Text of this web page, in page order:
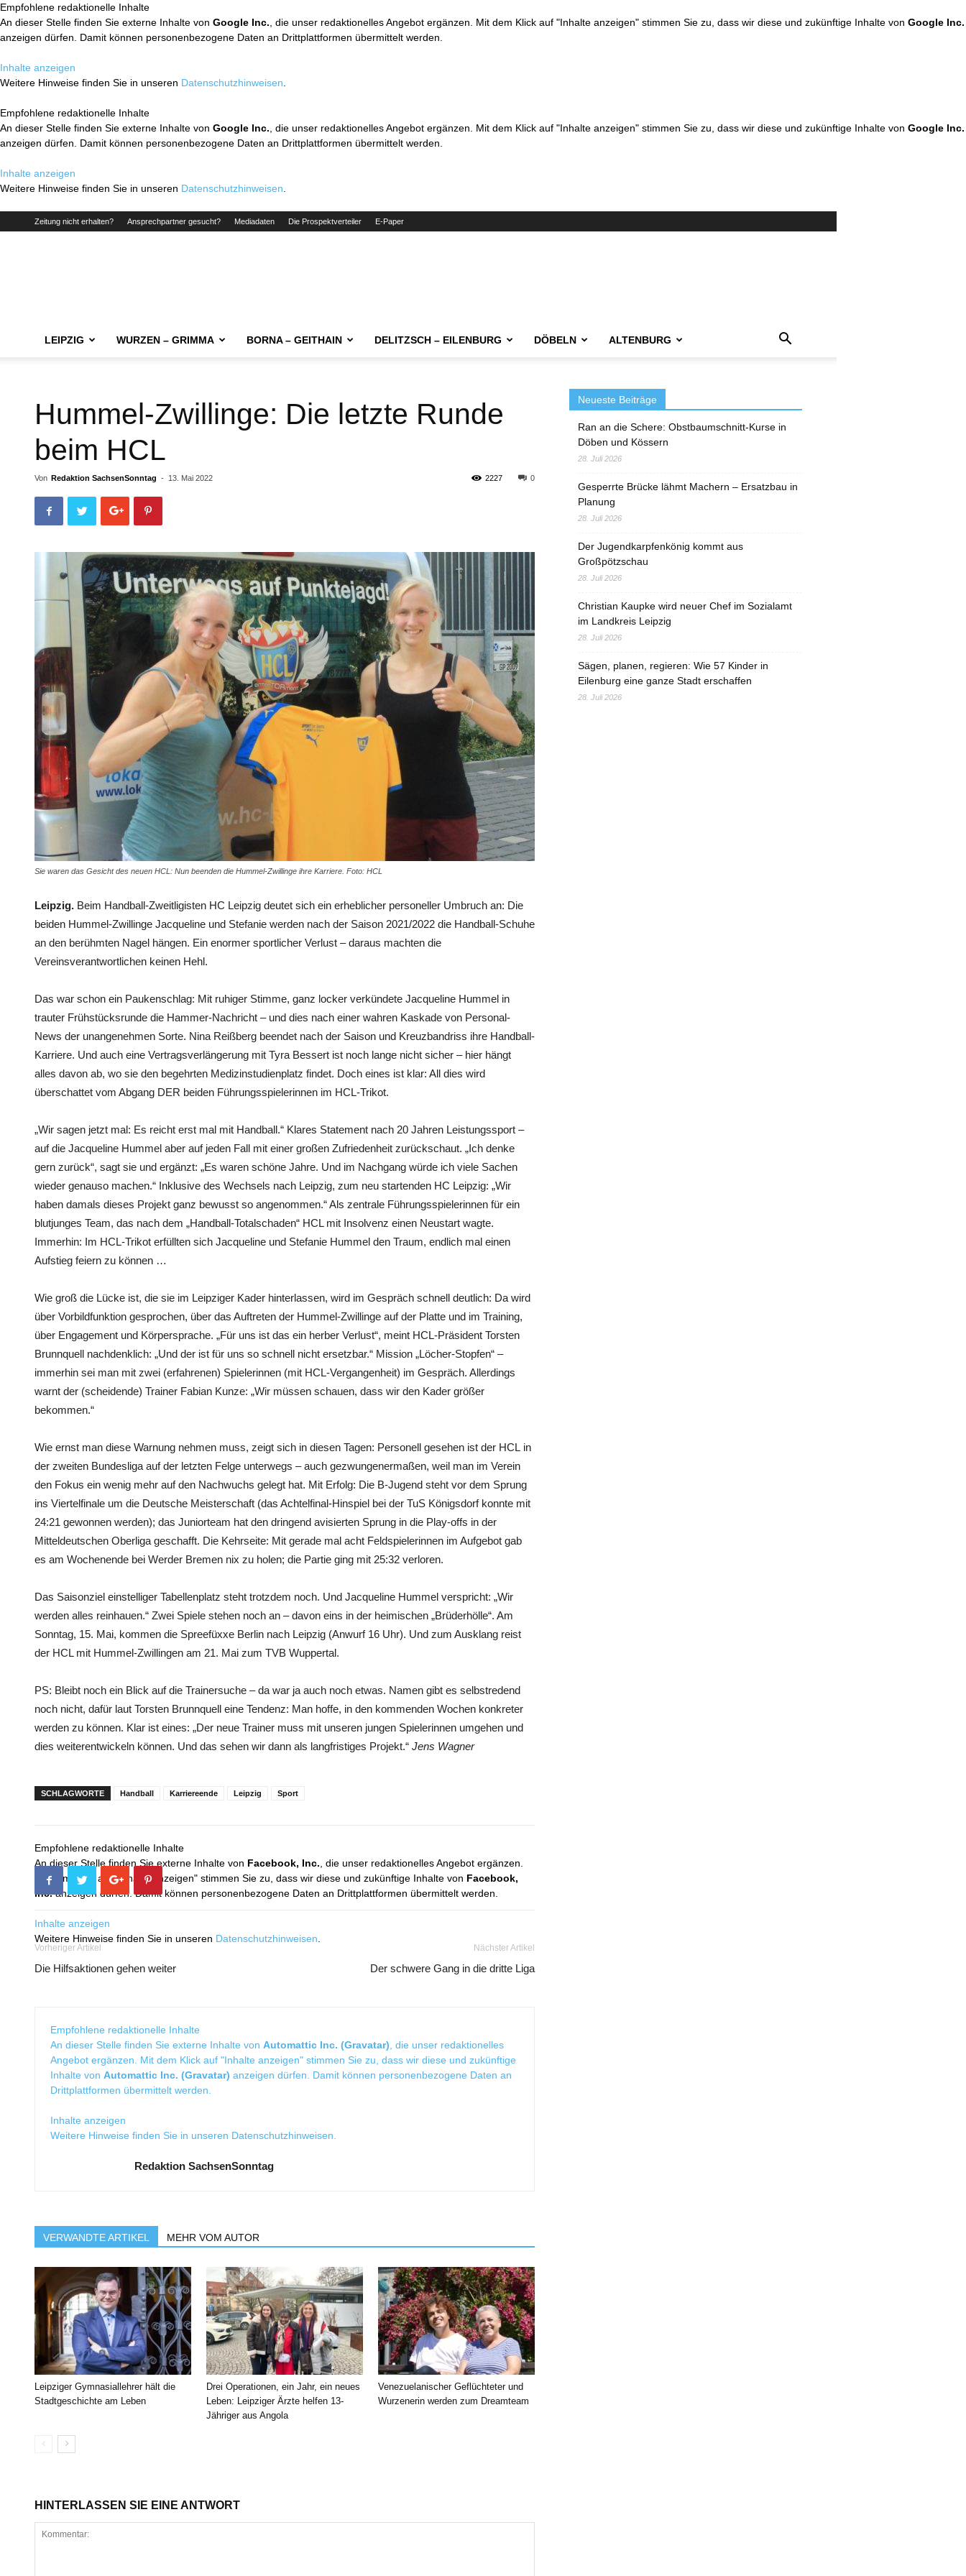
Empfohlene redaktionelle Inhalte
An dieser Stelle finden Sie externe Inhalte von Google Inc. , die unser redaktionelles Angebot ergänzen. Mit dem Klick auf "Inhalte anzeigen" stimmen Sie zu, dass wir diese und zukünftige Inhalte von Google Inc.
anzeigen dürfen. Damit können personenbezogene Daten an Drittplattformen übermittelt werden.
Inhalte anzeigen
Weitere Hinweise finden Sie in unseren Datenschutzhinweisen
Empfohlene redaktionelle Inhalte
An dieser Stelle finden Sie externe Inhalte von Google Inc. , die unser redaktionelles Angebot ergänzen. Mit dem Klick auf "Inhalte anzeigen" stimmen Sie zu, dass wir diese und zukünftige Inhalte von Google Inc.
anzeigen dürfen. Damit können personenbezogene Daten an Drittplattformen übermittelt werden.
Inhalte anzeigen
Weitere Hinweise finden Sie in unseren Datenschutzhinweisen
Zeitung nicht erhalten? Ansprechpartner gesucht? Mediadaten Die Prospektverteiler E-Paper
LEIPZIG WURZEN – GRIMMA BORNA – GEITHAIN DELITZSCH – EILENBURG DÖBELN ALTENBURG
Hummel-Zwillinge: Die letzte Runde
beim HCL
Von Redaktion SachsenSonntag - 13. Mai 2022 0
2227
Sie waren das Gesicht des neuen HCL: Nun beenden die Hummel-Zwillinge ihre Karriere. Foto: HCL
Leipzig. Beim Handball-Zweitligisten HC Leipzig deutet sich ein erheblicher personeller Umbruch an: Die
beiden Hummel-Zwillinge Jacqueline und Stefanie werden nach der Saison 2021/2022 die Handball-Schuhe
an den berühmten Nagel hängen. Ein enormer sportlicher Verlust – daraus machten die
Vereinsverantwortlichen keinen Hehl.
Das war schon ein Paukenschlag: Mit ruhiger Stimme, ganz locker verkündete Jacqueline Hummel in
trauter Frühstücksrunde die Hammer-Nachricht – und dies nach einer wahren Kaskade von Personal-
News der unangenehmen Sorte. Nina Reißberg beendet nach der Saison und Kreuzbandriss ihre Handball-
Karriere. Und auch eine Vertragsverlängerung mit Tyra Bessert ist noch lange nicht sicher – hier hängt
alles davon ab, wo sie den begehrten Medizinstudienplatz findet. Doch eines ist klar: All dies wird
überschattet vom Abgang DER beiden Führungsspielerinnen im HCL-Trikot.
„Wir sagen jetzt mal: Es reicht erst mal mit Handball.“ Klares Statement nach 20 Jahren Leistungssport –
auf die Jacqueline Hummel aber auf jeden Fall mit einer großen Zufriedenheit zurückschaut. „Ich denke
gern zurück“, sagt sie und ergänzt: „Es waren schöne Jahre. Und im Nachgang würde ich viele Sachen
wieder genauso machen.“ Inklusive des Wechsels nach Leipzig, zum neu startenden HC Leipzig: „Wir
haben damals dieses Projekt ganz bewusst so angenommen.“ Als zentrale Führungsspielerinnen für ein
blutjunges Team, das nach dem „Handball-Totalschaden“ HCL mit Insolvenz einen Neustart wagte.
Immerhin: Im HCL-Trikot erfüllten sich Jacqueline und Stefanie Hummel den Traum, endlich mal einen
Aufstieg feiern zu können …
Wie groß die Lücke ist, die sie im Leipziger Kader hinterlassen, wird im Gespräch schnell deutlich: Da wird
über Vorbildfunktion gesprochen, über das Auftreten der Hummel-Zwillinge auf der Platte und im Training,
über Engagement und Körpersprache. „Für uns ist das ein herber Verlust“, meint HCL-Präsident Torsten
Brunnquell nachdenklich: „Und der ist für uns so schnell nicht ersetzbar.“ Mission „Löcher-Stopfen“ –
immerhin sei man mit zwei (erfahrenen) Spielerinnen (mit HCL-Vergangenheit) im Gespräch. Allerdings
warnt der (scheidende) Trainer Fabian Kunze: „Wir müssen schauen, dass wir den Kader größer
bekommen.“
Wie ernst man diese Warnung nehmen muss, zeigt sich in diesen Tagen: Personell gesehen ist der HCL in
der zweiten Bundesliga auf der letzten Felge unterwegs – auch gezwungenermaßen, weil man im Verein
den Fokus ein wenig mehr auf den Nachwuchs gelegt hat. Mit Erfolg: Die B-Jugend steht vor dem Sprung
ins Viertelfinale um die Deutsche Meisterschaft (das Achtelfinal-Hinspiel bei der TuS Königsdorf konnte mit
24:21 gewonnen werden); das Juniorteam hat den dringend avisierten Sprung in die Play-offs in der
Mitteldeutschen Oberliga geschafft. Die Kehrseite: Mit gerade mal acht Feldspielerinnen im Aufgebot gab
es am Wochenende bei Werder Bremen nix zu holen; die Partie ging mit 25:32 verloren.
Das Saisonziel einstelliger Tabellenplatz steht trotzdem noch. Und Jacqueline Hummel verspricht: „Wir
werden alles reinhauen.“ Zwei Spiele stehen noch an – davon eins in der heimischen „Brüderhölle“. Am
Sonntag, 15. Mai, kommen die Spreefüxxe Berlin nach Leipzig (Anwurf 16 Uhr). Und zum Ausklang reist
der HCL mit Hummel-Zwillingen am 21. Mai zum TVB Wuppertal.
PS: Bleibt noch ein Blick auf die Trainersuche – da war ja auch noch etwas. Namen gibt es selbstredend
noch nicht, dafür laut Torsten Brunnquell eine Tendenz: Man hoffe, in den kommenden Wochen konkreter
werden zu können. Klar ist eines: „Der neue Trainer muss mit unseren jungen Spielerinnen umgehen und
dies weiterentwickeln können. Und das sehen wir dann als langfristiges Projekt.“ Jens Wagner
SCHLAGWORTE Handball Karriereende Leipzig Sport
Empfohlene redaktionelle Inhalte
An dieser Stelle finden Sie externe Inhalte von Facebook, Inc. , die unser redaktionelles Angebot ergänzen.
Mit dem Klick auf "Inhalte anzeigen" stimmen Sie zu, dass wir diese und zukünftige Inhalte von Facebook,
Inc.anzeigen dürfen. Damit können personenbezogene Daten an Drittplattformen übermittelt werden.
Inhalte anzeigen
Weitere Hinweise finden Sie in unseren Datenschutzhinweisen
Vorheriger Artikel
Die Hilfsaktionen gehen weiter
Nächster Artikel
Der schwere Gang in die dritte Liga
Empfohlene redaktionelle Inhalte
An dieser Stelle finden Sie externe Inhalte von Automattic Inc. (Gravatar) , die unser redaktionelles
Angebot ergänzen. Mit dem Klick auf "Inhalte anzeigen" stimmen Sie zu, dass wir diese und zukünftige
Inhalte von Automattic Inc. (Gravatar) anzeigen dürfen. Damit können personenbezogene Daten an
Drittplattformen übermittelt werden.
Inhalte anzeigen
Weitere Hinweise finden Sie in unseren Datenschutzhinweisen
Redaktion SachsenSonntag
VERWANDTE ARTIKEL MEHR VOM AUTOR
Leipziger Gymnasiallehrer hält die
Stadtgeschichte am Leben
Drei Operationen, ein Jahr, ein neues
Leben: Leipziger Ärzte helfen 13-
Jähriger aus Angola
Venezuelanischer Geflüchteter und
Wurzenerin werden zum Dreamteam
HINTERLASSEN SIE EINE ANTWORT
Neueste Beiträge
Ran an die Schere: Obstbaumschnitt-Kurse in
Döben und Kössern
28. Juli 2026
Gesperrte Brücke lähmt Machern – Ersatzbau in
Planung
28. Juli 2026
Der Jugendkarpfenkönig kommt aus
Großpötzschau
28. Juli 2026
Christian Kaupke wird neuer Chef im Sozialamt
im Landkreis Leipzig
28. Juli 2026
Sägen, planen, regieren: Wie 57 Kinder in
Eilenburg eine ganze Stadt erschaffen
28. Juli 2026